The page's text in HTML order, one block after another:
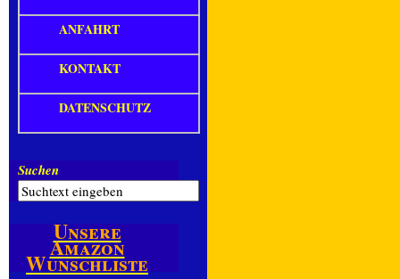
ANFAHRT
KONTAKT
DATENSCHUTZ
Suchen
Unsere
Amazon
Wunschliste